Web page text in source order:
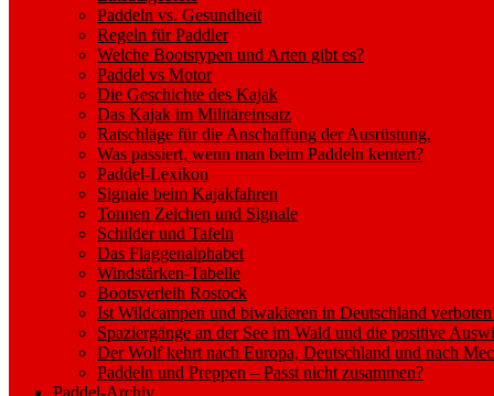
Paddeln vs. Gesundheit
Regeln für Paddler
Welche Bootstypen und Arten gibt es?
Paddel vs Motor
Die Geschichte des Kajak
Das Kajak im Militäreinsatz
Ratschläge für die Anschaffung der Ausrüstung.
Was passiert, wenn man beim Paddeln kentert?
Paddel-Lexikon
Signale beim Kajakfahren
Tonnen Zeichen und Signale
Schilder und Tafeln
Das Flaggenalphabet
Windstärken-Tabelle
Bootsverleih Rostock
Ist Wildcampen und biwakieren in Deutschland
Spaziergänge an der See im Wald und die positive
Der Wolf kehrt nach Europa, Deutschland und nach
Paddeln und Preppen – Passt nicht zusammen?
Paddel-Archiv